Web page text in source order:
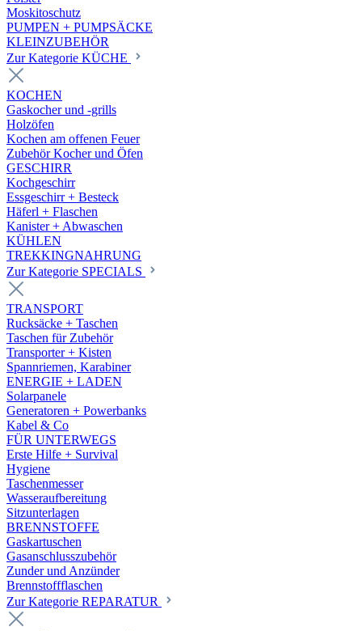
Moskitoschutz
PUMPEN + PUMPSÄCKE
KLEINZUBEHÖR
Zur Kategorie KÜCHE
KOCHEN
Gaskocher und -grills
Holzöfen
Kochen am offenen Feuer
Zubehör Kocher und Öfen
GESCHIRR
Kochgeschirr
Essgeschirr + Besteck
Häferl + Flaschen
Kanister + Abwaschen
KÜHLEN
TREKKINGNAHRUNG
Zur Kategorie SPECIALS
TRANSPORT
Rucksäcke + Taschen
Taschen für Zubehör
Transporter + Kisten
Spannriemen, Karabiner
ENERGIE + LADEN
Solarpanele
Generatoren + Powerbanks
Kabel & Co
FÜR UNTERWEGS
Erste Hilfe + Survival
Hygiene
Taschenmesser
Wasseraufbereitung
Sitzunterlagen
BRENNSTOFFE
Gaskartuschen
Gasanschlusszubehör
Zunder und Anzünder
Brennstoffflaschen
Zur Kategorie REPARATUR